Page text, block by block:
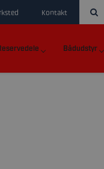
Kontakt
Bådudstyr